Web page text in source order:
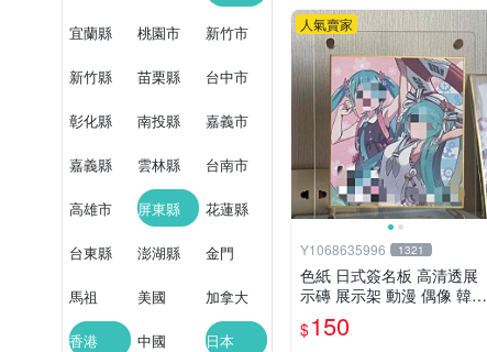
宜蘭縣 桃園市 新竹市
新竹縣 苗栗縣 台中市
彰化縣 南投縣 嘉義市
嘉義縣 雲林縣 台南市
高雄市 屏東縣 花蓮縣
台東縣 澎湖縣 金門
馬祖 美國 加拿大
香港 中國 日本
人氣賣家
Y1068635996 1321
色紙 日式簽名板 高清透展
示磚 展示架 動漫 偶像 韓星
BTS hololive 中號 凹槽150*
150mm
$150